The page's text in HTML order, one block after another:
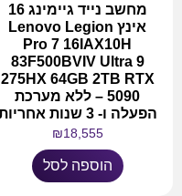
מחשב נייד גיימינג 16
אינץ Lenovo Legion
Pro 7 16IAX10H
83F500BVIV Ultra 9
275HX 64GB 2TB RTX
5090 – ללא מערכת
הפעלה ו- 3 שנות אחריות
₪18,555
הוספה לסל